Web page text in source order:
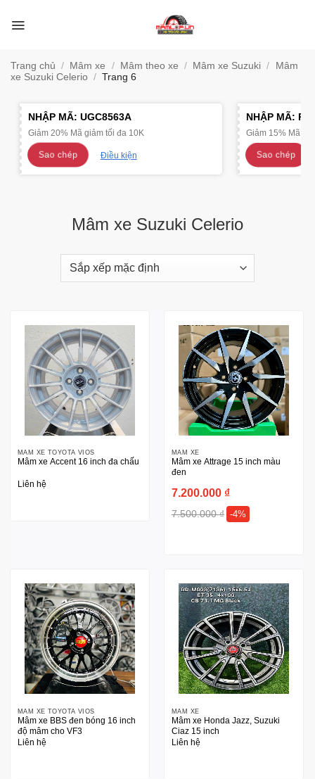
qua
Trang chủ / Mâm xe / Mâm theo xe / Mâm xe Suzuki /
Mâm
xe Suzuki Celerio / Trang 6
NHẬP MÃ: UGC8563A
Giảm 20% Mã giảm tối đa 10K
Sao chép Điều kiện
NHẬP MÃ:
Giảm 15% Mã
Sao chép
Mâm xe Suzuki Celerio
MÂM XE TOYOTA VIOS
Mâm xe Accent 16 inch đa chấu
Liên hệ
MÂM XE
Mâm xe Attrage 15 inch màu
đen
7.200.000 ₫
7.500.000₫ -4%
MÂM XE TOYOTA VIOS
Mâm xe BBS đen bóng 16 inch
độ mâm cho VF3
Liên hệ
MÂM XE
Mâm xe Honda Jazz, Suzuki
Ciaz 15 inch
Liên hệ